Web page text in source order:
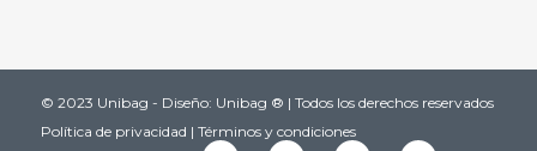
© 2023 Unibag - Diseño: Unibag ® | Todos los derechos reservados
Política de privacidad | Términos y condiciones